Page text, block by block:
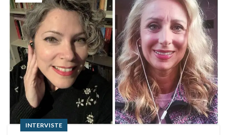
INTERVISTE